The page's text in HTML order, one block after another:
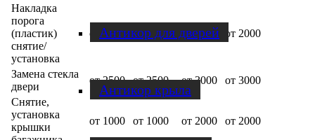
Антикор для дверей
Антикор крыла
Накладка
порога
(пластик)
снятие/
установка
от 1000 от 1500 от 2000 от 2000
Замена стекла
двери
от 2500 от 2500 от 3000
от 3000
Снятие,
установка
крышки
от 1000 от 1000 от 2000 от 2000